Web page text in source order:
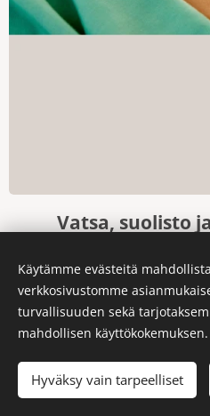
Vatsa, suolisto
Turvotus, herkkä
olo, aivosumu
Lue lisää
Käytämme evästeitä
verkkosivustomme
turvallisuuden sekä
mahdollisen käyttökokemuksen.
Hyväksy vain tarpeelliset